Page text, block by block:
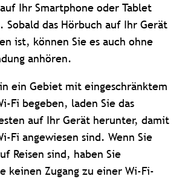
Ihr Smartphone oder Tablet
Sobald das Hörbuch auf Ihr Gerät
ist, können Sie es auch ohne
anhören.
ein Gebiet mit eingeschränktem
Fi begeben, laden Sie das
auf Ihr Gerät herunter, damit
Fi angewiesen sind. Wenn Sie
Reisen sind, haben Sie
keinen Zugang zu einer Wi-Fi-